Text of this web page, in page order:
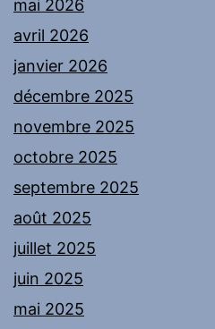
mai 2026
avril 2026
janvier 2026
décembre 2025
novembre 2025
octobre 2025
septembre 2025
août 2025
juillet 2025
juin 2025
mai 2025